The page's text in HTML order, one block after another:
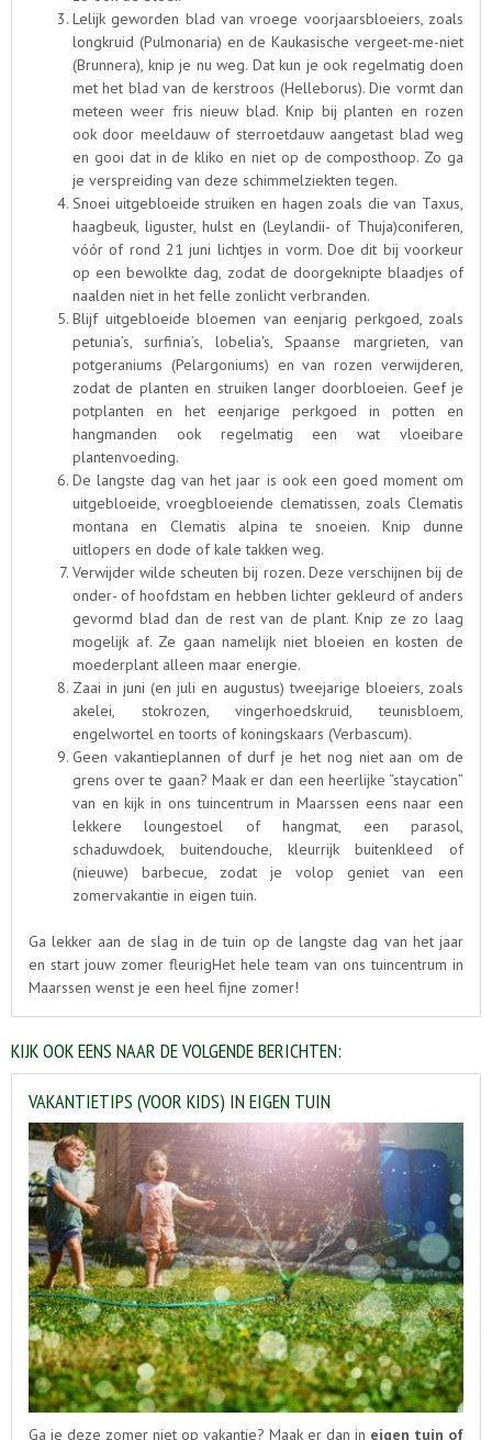
Lelijk geworden blad van vroege voorjaarsbloeiers, zoals
longkruid (Pulmonaria) en de Kaukasische vergeet-me-niet
(Brunnera), knip je nu weg. Dat kun je ook regelmatig doen
met het blad van de kerstroos (Helleborus). Die vormt dan
meteen weer fris nieuw blad. Knip bij planten en rozen
ook door meeldauw of sterroetdauw aangetast blad weg
en gooi dat in de kliko en niet op de composthoop. Zo ga
je verspreiding van deze schimmelziekten tegen.
Snoei uitgebloeide struiken en hagen zoals die van Taxus,
haagbeuk, liguster, hulst en (Leylandii- of Thuja)coniferen,
vóór of rond 21 juni lichtjes in vorm. Doe dit bij voorkeur
op een bewolkte dag, zodat de doorgeknipte blaadjes of
naalden niet in het felle zonlicht verbranden.
Blijf uitgebloeide bloemen van eenjarig perkgoed, zoals
petunia’s, surfinia’s, lobelia's, Spaanse margrieten, van
potgeraniums (Pelargoniums) en van rozen verwijderen,
zodat de planten en struiken langer doorbloeien. Geef je
potplanten en het eenjarige perkgoed in potten en
hangmanden ook regelmatig een wat vloeibare
plantenvoeding.
De langste dag van het jaar is ook een goed moment om
uitgebloeide, vroegbloeiende clematissen, zoals Clematis
montana en Clematis alpina te snoeien. Knip dunne
uitlopers en dode of kale takken weg.
Verwijder wilde scheuten bij rozen. Deze verschijnen bij de
onder- of hoofdstam en hebben lichter gekleurd of anders
gevormd blad dan de rest van de plant. Knip ze zo laag
mogelijk af. Ze gaan namelijk niet bloeien en kosten de
moederplant alleen maar energie.
Zaai in juni (en juli en augustus) tweejarige bloeiers, zoals
akelei, stokrozen, vingerhoedskruid, teunisbloem,
engelwortel en toorts of koningskaars (Verbascum).
Geen vakantieplannen of durf je het nog niet aan om de
grens over te gaan? Maak er dan een heerlijke “staycation”
van en kijk in ons tuincentrum in Maarssen eens naar een
lekkere loungestoel of hangmat, een parasol,
schaduwdoek, buitendouche, kleurrijk buitenkleed of
(nieuwe) barbecue, zodat je volop geniet van een
zomervakantie in eigen tuin.
Ga lekker aan de slag in de tuin op de langste dag van het jaar
en start jouw zomer fleurigHet hele team van ons tuincentrum in
Maarssen wenst je een heel fijne zomer!
KIJK OOK EENS NAAR DE VOLGENDE BERICHTEN:
VAKANTIETIPS (VOOR KIDS) IN EIGEN TUIN
Ga je deze zomer niet op vakantie? Maak er dan in eigen tuin of